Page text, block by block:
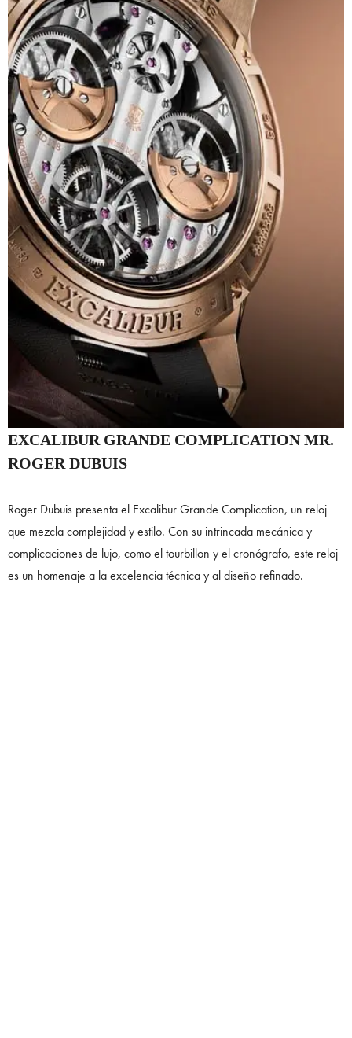
EXCALIBUR GRANDE COMPLICATION MR.
ROGER DUBUIS
Roger Dubuis presenta el Excalibur Grande Complication, un reloj
que mezcla complejidad y estilo. Con su intrincada mecánica y
complicaciones de lujo, como el tourbillon y el cronógrafo, este reloj
es un homenaje a la excelencia técnica y al diseño refinado.